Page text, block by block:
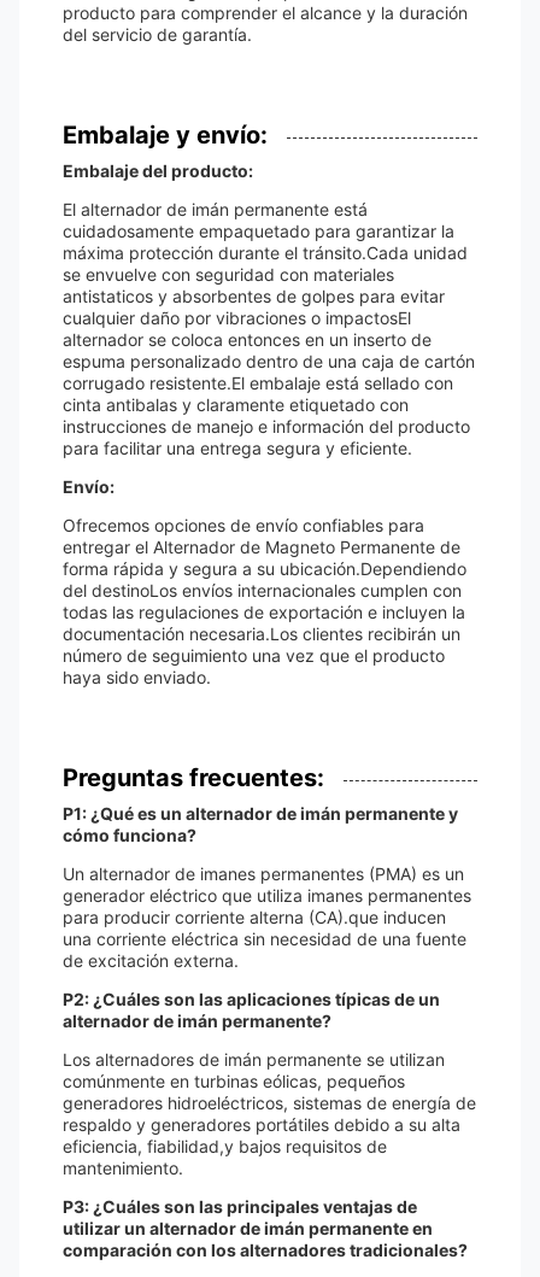
producto para comprender el alcance y la duración
del servicio de garantía.
Embalaje y envío:
Embalaje del producto:
El alternador de imán permanente está
cuidadosamente empaquetado para garantizar la
máxima protección durante el tránsito.Cada unidad
se envuelve con seguridad con materiales
antistaticos y absorbentes de golpes para evitar
cualquier daño por vibraciones o impactosEl
alternador se coloca entonces en un inserto de
espuma personalizado dentro de una caja de cartón
corrugado resistente.El embalaje está sellado con
cinta antibalas y claramente etiquetado con
instrucciones de manejo e información del producto
para facilitar una entrega segura y eficiente.
Envío:
Ofrecemos opciones de envío confiables para
entregar el Alternador de Magneto Permanente de
forma rápida y segura a su ubicación.Dependiendo
del destinoLos envíos internacionales cumplen con
todas las regulaciones de exportación e incluyen la
documentación necesaria.Los clientes recibirán un
número de seguimiento una vez que el producto
haya sido enviado.
Preguntas frecuentes:
P1: ¿Qué es un alternador de imán permanente y
cómo funciona?
Un alternador de imanes permanentes (PMA) es un
generador eléctrico que utiliza imanes permanentes
para producir corriente alterna (CA).que inducen
una corriente eléctrica sin necesidad de una fuente
de excitación externa.
P2: ¿Cuáles son las aplicaciones típicas de un
alternador de imán permanente?
Los alternadores de imán permanente se utilizan
comúnmente en turbinas eólicas, pequeños
generadores hidroeléctricos, sistemas de energía de
respaldo y generadores portátiles debido a su alta
eficiencia, fiabilidad,y bajos requisitos de
mantenimiento.
P3: ¿Cuáles son las principales ventajas de
utilizar un alternador de imán permanente en
comparación con los alternadores tradicionales?